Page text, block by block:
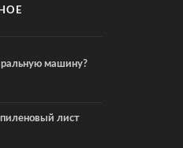
машину?
лист